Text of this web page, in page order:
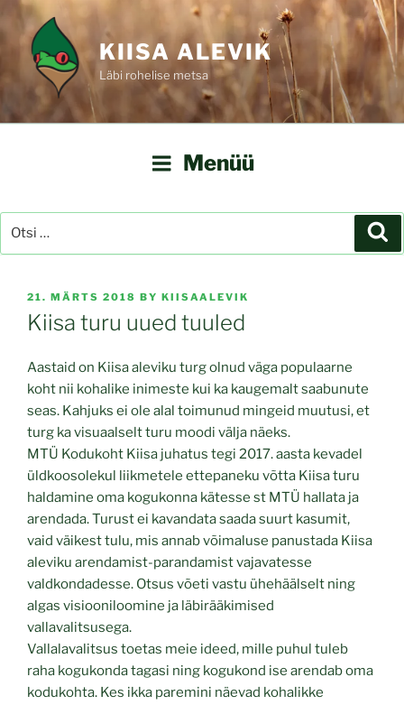
Liigu
sisu
juurde
KIISA ALEVIK
Läbi rohelise metsa
Menüü
Otsi:
POSTED
ON
21. MÄRTS 2018 BY KIISAALEVIK
Kiisa turu uued tuuled
Aastaid on Kiisa aleviku turg olnud väga populaarne
koht nii kohalike inimeste kui ka kaugemalt saabunute
seas. Kahjuks ei ole alal toimunud mingeid muutusi, et
turg ka visuaalselt turu moodi välja näeks.
MTÜ Kodukoht Kiisa juhatus tegi 2017. aasta ke­vadel
üldkoosolekul liikmetele ettepaneku võtta Kiisa turu
haldamine oma kogukon­na kätesse st MTÜ hallata ja
arendada. Turust ei kavandata saada suurt kasu­mit,
vaid väikest tulu, mis annab võimaluse panustada Kiisa
aleviku arendamist-­paran­damist vajavatesse
valdkondadesse. Otsus võeti vastu ühehäälselt ning
algas visiooniloomine ja läbirääkimised
vallavalitsusega.
Vallalavalitsus toetas meie ideed, mille pu­hul tuleb
raha kogukonda tagasi ning ko­gukond ise arendab oma
kodukohta. Kes ikka paremini näevad kohalikke